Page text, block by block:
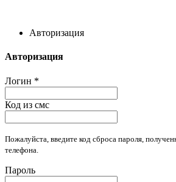
Авторизация
Авторизация
Логин *
Код из смс
Пожалуйста, введите код сброса пароля,
телефона.
Пароль